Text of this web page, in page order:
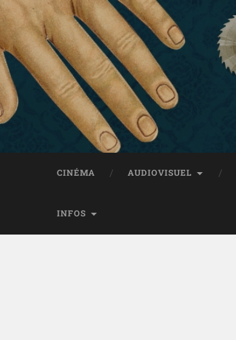
CINÉMA AUDIOVISUEL
INFOS